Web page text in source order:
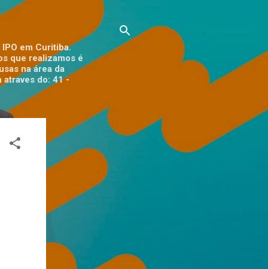
em Curitiba.
que realizamos é
na área da
do: 41 -